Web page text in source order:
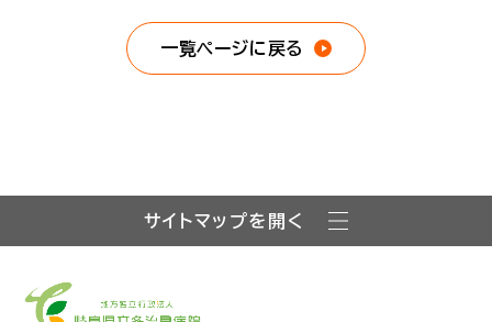
一覧ページに戻る
サイトマップを開く